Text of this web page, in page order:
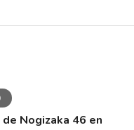
Nogizaka 46 en